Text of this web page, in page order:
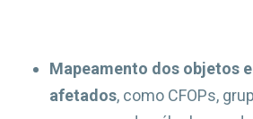
Mapeamento dos objetos
afetados, como CFOPs,